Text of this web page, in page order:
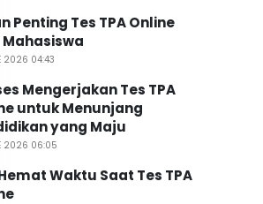
Penting Tes TPA Online
Mahasiswa
2026 04:43
Mengerjakan Tes TPA
untuk Menunjang
yang Maju
2026 06:05
Waktu Saat Tes TPA